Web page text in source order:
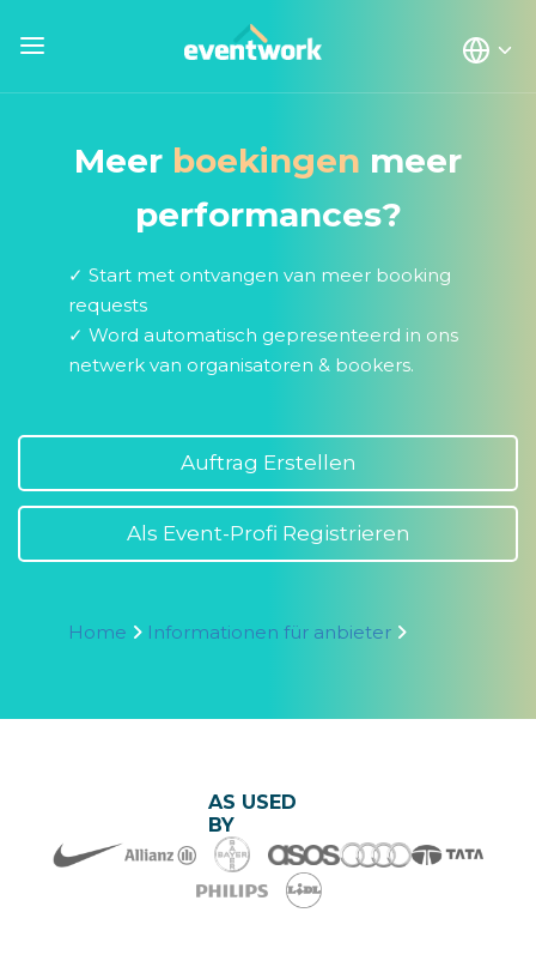
Meer boekingen meer
performances?
✓ Start met ontvangen van meer booking
requests
✓ Word automatisch gepresenteerd in ons
netwerk van organisatoren & bookers.
Auftrag Erstellen
Als Event-Profi Registrieren
Home Informationen für anbieter
AS USED
BY